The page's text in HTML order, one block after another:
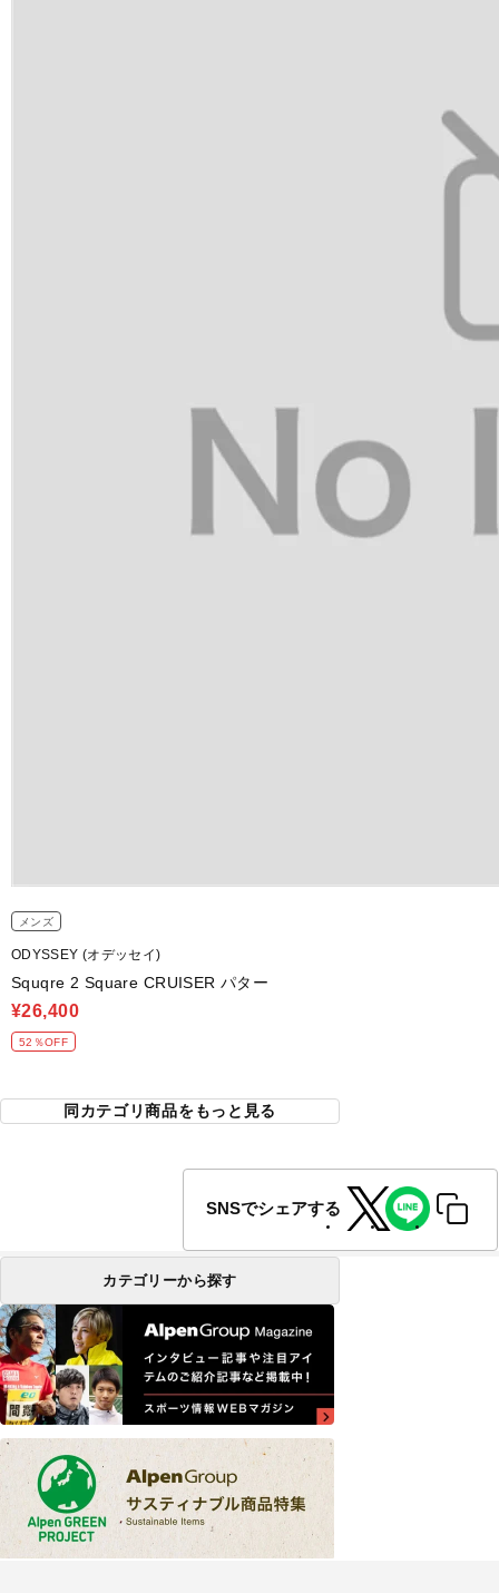
メンズ
ODYSSEY (オデッセイ)
Squqre 2 Square CRUISER パター
¥26,400
52％OFF
同カテゴリ商品をもっと見る
SNSでシェアする
カテゴリーから探す